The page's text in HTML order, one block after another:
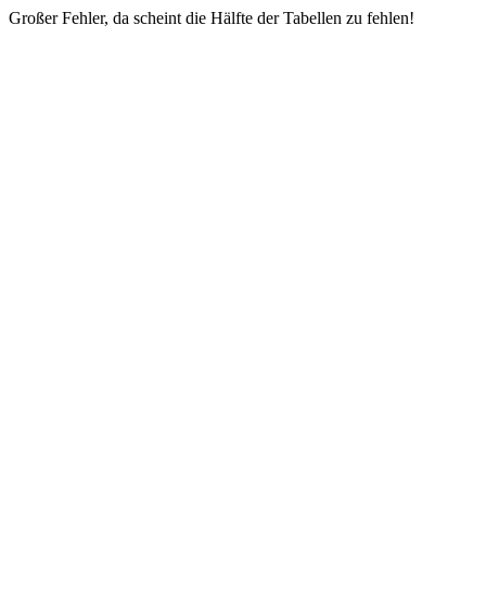
Großer Fehler, da scheint die Hälfte der Tabellen zu fehlen!